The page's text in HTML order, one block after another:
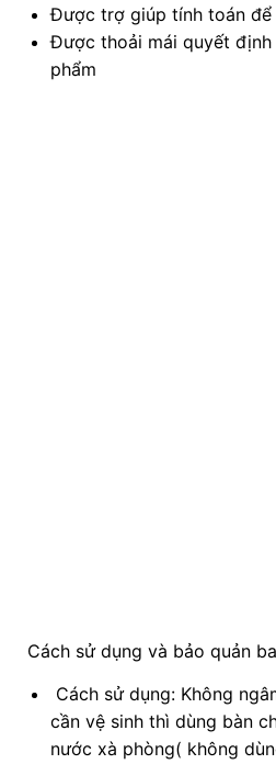
Được trợ giúp tính toán
Được thoải mái quyết định
phẩm
Cách sử dụng và bảo quản
Cách sử dụng: Không
cần vệ sinh thì dùng bàn
nước xà phòng( không